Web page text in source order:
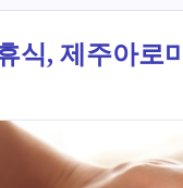
식, 제주아로